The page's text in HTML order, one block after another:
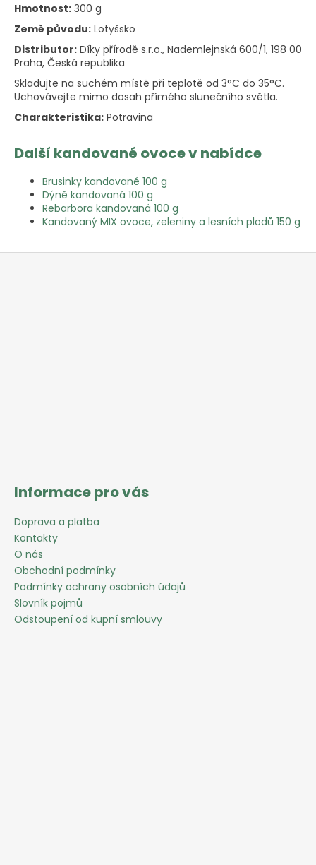
Hmotnost: 300 g
Země původu: Lotyšsko
Distributor: Díky přírodě s.r.o., Nademlejnská 600/1, 198 00
Praha, Česká republika
Skladujte na suchém místě při teplotě od 3°C do 35°C.
Uchovávejte mimo dosah přímého slunečního světla.
Charakteristika: Potravina
Další kandované ovoce v nabídce
Brusinky kandované 100 g
Dýně kandovaná 100 g
Rebarbora kandovaná 100 g
Kandovaný MIX ovoce, zeleniny a lesních plodů 150 g
Z
Informace pro vás
Doprava a platba
Kontakty
O nás
Obchodní podmínky
Podmínky ochrany osobních údajů
Slovník pojmů
Odstoupení od kupní smlouvy